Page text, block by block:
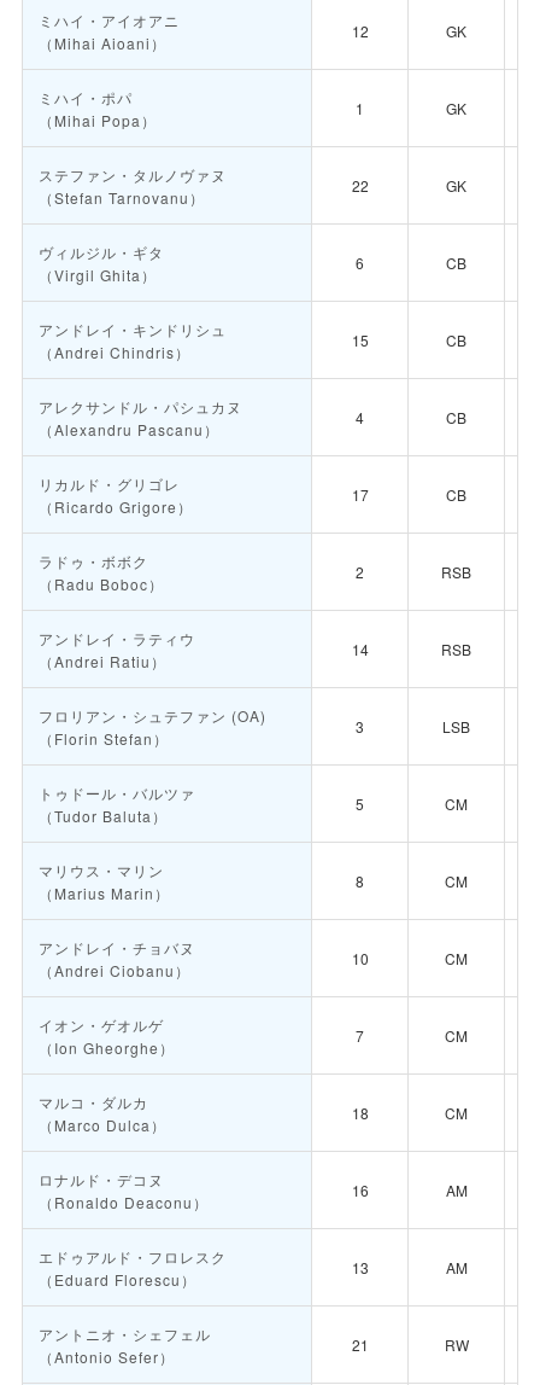
ミハイ・アイオアニ
（Mihai Aioani）
12 GK
ミハイ・ポパ
（Mihai Popa）
1 GK
ステファン・タルノヴァヌ
（Stefan Tarnovanu）
22 GK
ヴィルジル・ギタ
（Virgil Ghita）
6 CB
アンドレイ・キンドリシュ
（Andrei Chindris）
15 CB
アレクサンドル・パシュカヌ
（Alexandru Pascanu）
4 CB
リカルド・グリゴレ
（Ricardo Grigore）
17 CB
ラドゥ・ボボク
（Radu Boboc）
2 RSB
アンドレイ・ラティウ
（Andrei Ratiu）
14 RSB
フロリアン・シュテファン (OA)
（Florin Stefan）
3 LSB
トゥドール・バルツァ
（Tudor Baluta）
5 CM
マリウス・マリン
（Marius Marin）
8 CM
アンドレイ・チョバヌ
（Andrei Ciobanu）
10 CM
イオン・ゲオルゲ
（Ion Gheorghe）
7 CM
マルコ・ダルカ
（Marco Dulca）
18 CM
ロナルド・デコヌ
（Ronaldo Deaconu）
16 AM
エドゥアルド・フロレスク
（Eduard Florescu）
13 AM
アントニオ・シェフェル
（Antonio Sefer）
21 RW